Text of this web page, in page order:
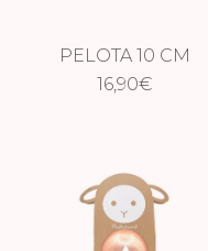
PELOTA 10 CM
GUM NARANJA
16,90€